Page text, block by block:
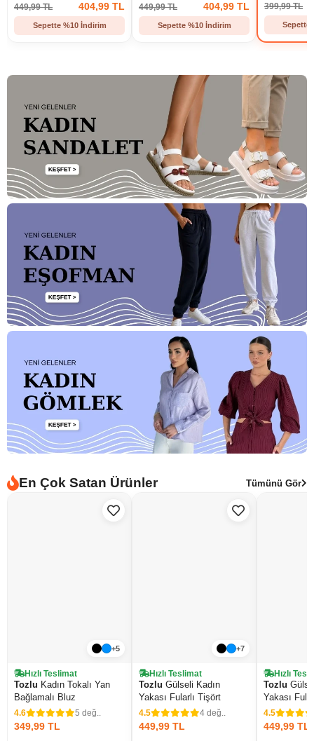
449,99 TL
404,99 TL
Sepette %10 İndirim
449,99 TL
404,99 TL
Sepette %10 İndirim
399,99 TL
Sepette
En Çok Satan Ürünler Tümünü Gör
+5
Hızlı Teslimat
Tozlu Kadın Tokalı Yan
Bağlamalı Bluz
4.6 5 değ..
349,99 TL
+7
Hızlı Teslimat
Tozlu Gülseli Kadın
Yakası Fularlı Tişört
4.5 4 değ..
449,99 TL
Hızlı
Tozlu
Yakası
4.5
449,99 TL